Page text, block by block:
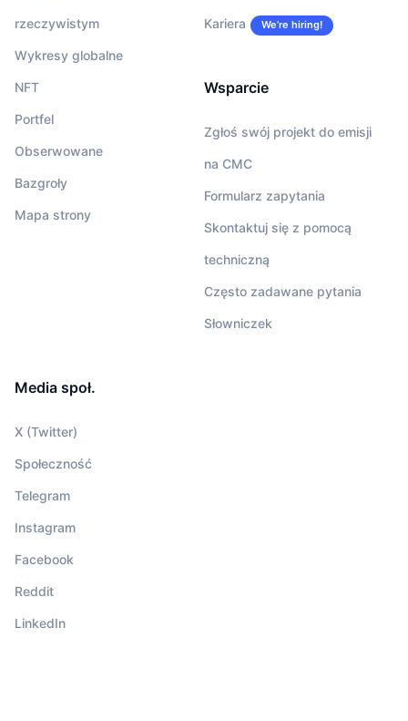
rzeczywistym
Wykresy globalne
NFT
Portfel
Obserwowane
Bazgroły
Mapa strony
Kariera We’re hiring!
Wsparcie
Zgłoś swój projekt do emisji
na CMC
Formularz zapytania
Skontaktuj się z pomocą
techniczną
Często zadawane pytania
Słowniczek
Media społ.
X (Twitter)
Społeczność
Telegram
Instagram
Facebook
Reddit
LinkedIn